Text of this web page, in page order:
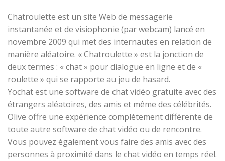
Chatroulette est un site Web de messagerie
instantanée et de visiophonie (par webcam) lancé en
novembre 2009 qui met des internautes en relation de
manière aléatoire. « Chatroulette » est la jonction de
deux termes : « chat » pour dialogue en ligne et de «
roulette » qui se rapporte au jeu de hasard.
Yochat est une software de chat vidéo gratuite avec des
étrangers aléatoires, des amis et même des célébrités.
Olive offre une expérience complètement différente de
toute autre software de chat vidéo ou de rencontre.
Vous pouvez également vous faire des amis avec des
personnes à proximité dans le chat vidéo en temps réel.